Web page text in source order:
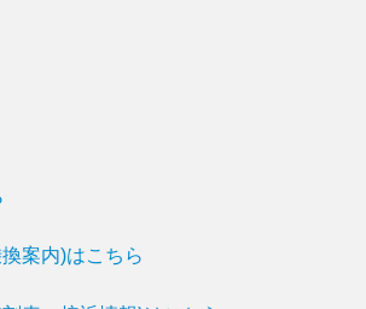
案内)はこちら